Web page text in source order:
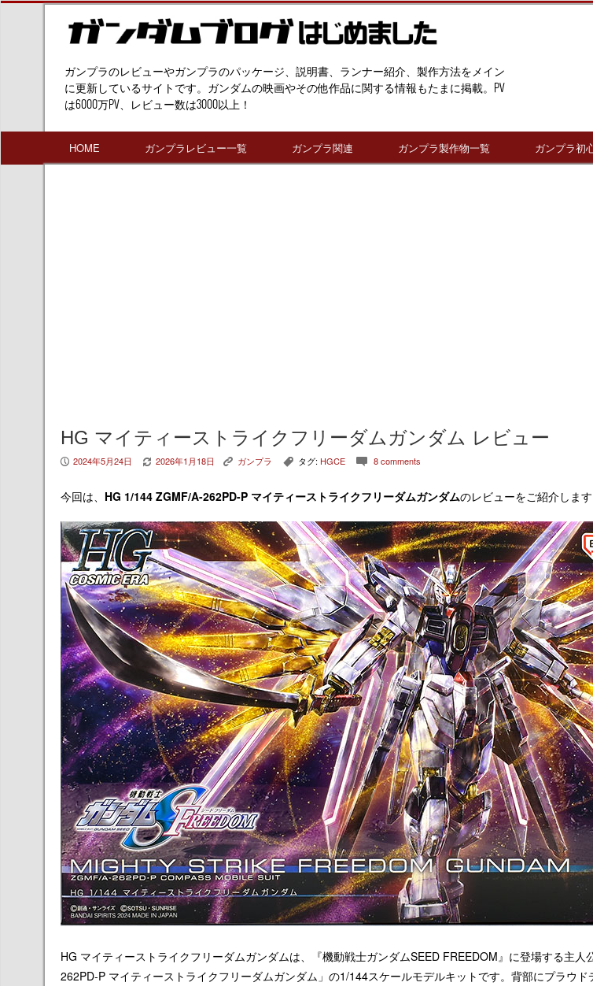
ガンプラのレビューやガンプラのパッケージ、説明書、ランナー紹介、製作方法をメイン
に更新しているサイトです。ガンダムの映画やその他作品に関する情報もたまに掲載。PV
は6000万PV、レビュー数は3000以上！
HOME ガンプラレビュー一覧 ガンプラ関連 ガンプラ製作物一覧 ガンプラ初
HG マイティーストライクフリーダムガンダム レビュー
P 2024年5月24日 V 2026年1月18日 K ガンプラ , タグ: HGCE c 8 comments
今回は、 HG 1/144 ZGMF/A-262PD-P マイティーストライクフリーダムガンダムのレビューをご紹介します
HG マイティーストライクフリーダムガンダムは、『機動戦士ガンダムSEED FREEDOM』に登場する主人
262PD-P マイティーストライクフリーダムガンダム」の1/144スケールモデルキットです。背部にプラウド